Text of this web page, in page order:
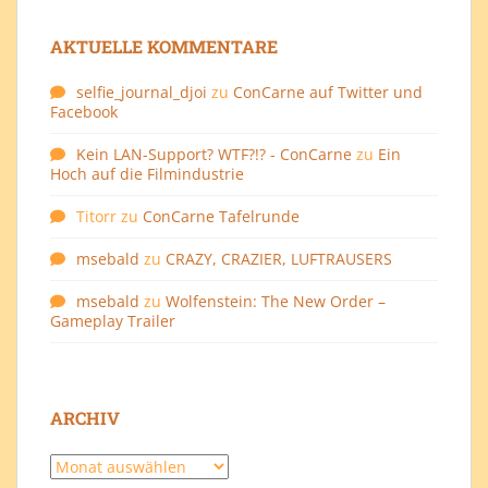
AKTUELLE KOMMENTARE
selfie_journal_djoi zu ConCarne auf Twitter und
Facebook
Kein LAN-Support? WTF?!? - ConCarne zu Ein
Hoch auf die Filmindustrie
Titorr zu ConCarne Tafelrunde
msebald zu CRAZY, CRAZIER, LUFTRAUSERS
msebald zu Wolfenstein: The New Order –
Gameplay Trailer
ARCHIV
Archiv